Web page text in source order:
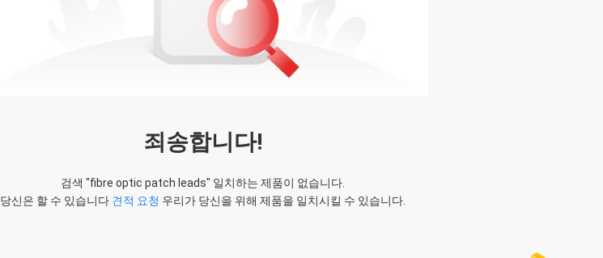
죄송합니다!
검색 "fibre optic patch leads" 일치하는 제품이 없습니다.
당신은 할 수 있습니다 견적 요청 우리가 당신을 위해 제품을 일치시킬 수 있습니다.